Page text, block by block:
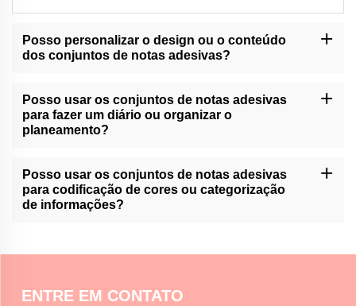
Posso personalizar o design ou o conteúdo
dos conjuntos de notas adesivas?
conjuntos de notas adesivas. Por favor, entre em contato com o
nosso suporte ao cliente ou consulte o nosso site para serviços
de personalização disponíveis.
Posso usar os conjuntos de notas adesivas
para fazer um diário ou organizar o
planeamento?
ferramenta útil para o registro de balas ou organização de
planejadores, permitindo que os usuários adicionem e movam
facilmente notas dentro de seus layouts.
Posso usar os conjuntos de notas adesivas
para codificação de cores ou categorização
de informações?
fornecendo uma maneira organizada e visual de diferenciar e
ENTRE EM CONTATO